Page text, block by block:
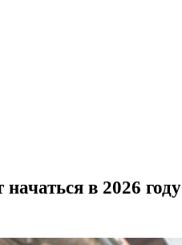
в 2026 году